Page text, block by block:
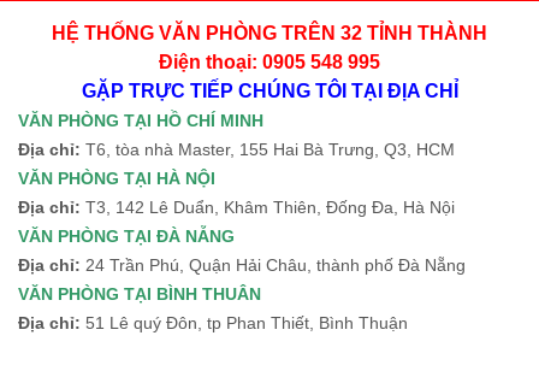
HỆ THỐNG VĂN PHÒNG TRÊN 32 TỈNH THÀNH
Điện thoại: 0905 548 995
GẶP TRỰC TIẾP CHÚNG TÔI TẠI ĐỊA CHỈ
VĂN PHÒNG TẠI HỒ CHÍ MINH
Địa chỉ: T6, tòa nhà Master, 155 Hai Bà Trưng, Q3, HCM
VĂN PHÒNG TẠI HÀ NỘI
Địa chỉ: T3, 142 Lê Duẩn, Khâm Thiên, Đống Đa, Hà Nội
VĂN PHÒNG TẠI ĐÀ NẴNG
Địa chỉ: 24 Trần Phú, Quận Hải Châu, thành phố Đà Nẵng
VĂN PHÒNG TẠI BÌNH THUÂN
Địa chỉ: 51 Lê quý Đôn, tp Phan Thiết, Bình Thuận